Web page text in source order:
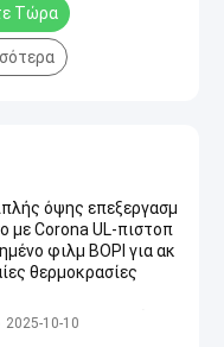
Τώρα
όψης επεξεργασμ
με Corona UL-πιστοπ
φιλμ BOPI για ακ
θερμοκρασίες
ταινία ταινιών Pol
2025-10-10